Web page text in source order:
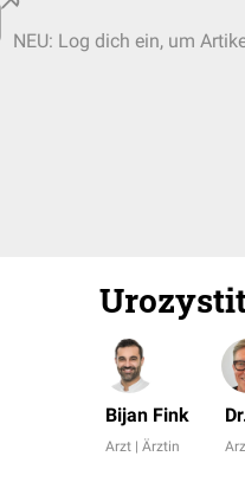
NEU: Log dich ein, um
Bijan Fink
Arzt | Ärztin